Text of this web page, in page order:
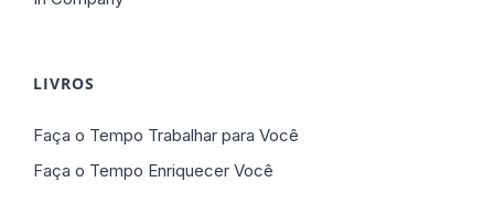
LIVROS
Faça o Tempo Trabalhar para Você
Faça o Tempo Enriquecer Você